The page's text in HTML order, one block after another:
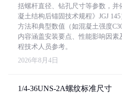
括螺杆直径、钻孔尺寸等参数，并
凝土结构后锚固技术规程》JGJ
方法和典型数值（如混凝土强度
内容涵盖安装要点、性能影响因素
程技术人员参考。
2026年8月4日
1/4-36UNS-2A螺纹标准尺寸